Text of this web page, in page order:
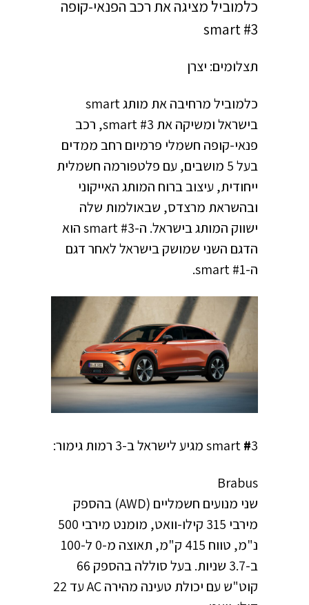
כלמוביל מציגה את רכב הפנאי-קופה
smart #3
תצלומים: יצרן
כלמוביל מרחיבה את מותג smart
בישראל ומשיקה את smart #3, רכב
פנאי-קופה חשמלי פרמיום רחב ממדים
בעל 5 מושבים, עם פלטפורמה חשמלית
ייחודית, עיצוב ברוח המותג האייקוני
ובהשראת מרצדס, שבאולמות שלה
ישווק המותג בישראל. ה-smart #3 הוא
הדגם השני שמושק בישראל לאחר דגם
ה-smart #1.
smart#3 מגיע לישראל ב-3 רמות גימור:
Brabus
שני מנועים חשמליים (AWD) בהספק
מירבי 315 קילו-וואט, מומנט מירבי 500
נ"מ, טווח 415 ק"מ, תאוצה מ-0 ל-100
ב-3.7 שניות. בעל סוללה בהספק 66
קוט"ש עם יכולת טעינה מהירה AC עד 22